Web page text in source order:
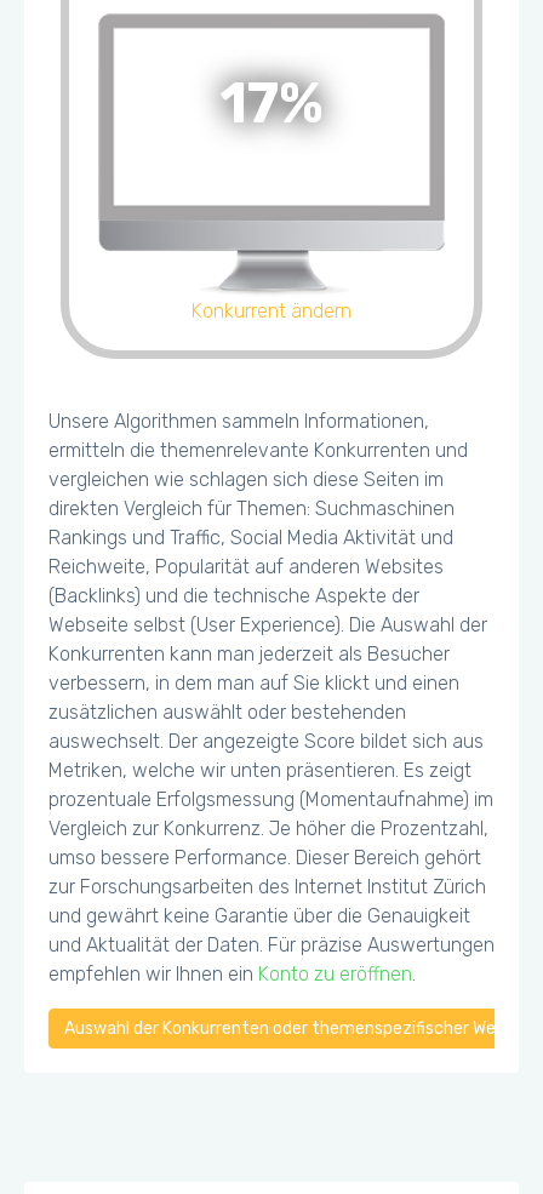
17%
Konkurrent ändern
Unsere Algorithmen sammeln Informationen,
ermitteln die themenrelevante Konkurrenten und
vergleichen wie schlagen sich diese Seiten im
direkten Vergleich für Themen: Suchmaschinen
Rankings und Traffic, Social Media Aktivität und
Reichweite, Popularität auf anderen Websites
(Backlinks) und die technische Aspekte der
Webseite selbst (User Experience). Die Auswahl der
Konkurrenten kann man jederzeit als Besucher
verbessern, in dem man auf Sie klickt und einen
zusätzlichen auswählt oder bestehenden
auswechselt. Der angezeigte Score bildet sich aus
Metriken, welche wir unten präsentieren. Es zeigt
prozentuale Erfolgsmessung (Momentaufnahme) im
Vergleich zur Konkurrenz. Je höher die Prozentzahl,
umso bessere Performance. Dieser Bereich gehört
zur Forschungsarbeiten des Internet Institut Zürich
und gewährt keine Garantie über die Genauigkeit
und Aktualität der Daten. Für präzise Auswertungen
empfehlen wir Ihnen ein Konto zu eröffnen.
Auswahl der Konkurrenten oder themenspezifischer